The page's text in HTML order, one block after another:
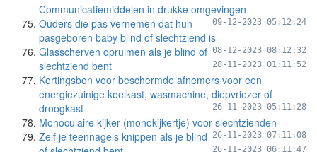
Communicatiemiddelen in drukke omgevingen
09-12-2023 05:12:24
Ouders die pas vernemen dat hun
pasgeboren baby blind of slechtziend is
08-12-2023 08:12:32
Glasscherven opruimen als je blind of
slechtziend bent
28-11-2023 01:11:52
Kortingsbon voor beschermde afnemers voor een
energiezuinige koelkast, wasmachine, diepvriezer of
droogkast
26-11-2023 05:11:28
Monoculaire kijker (monokijkertje) voor slechtzienden
26-11-2023 07:11:08
Zelf je teennagels knippen als je blind
26-11-2023 06:11:47